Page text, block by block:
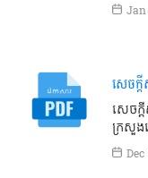
Jan
សេចក្
សេចក្
ក្រសួ